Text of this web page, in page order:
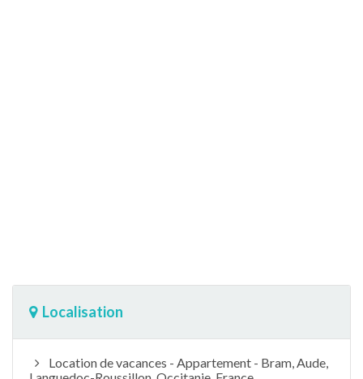
Localisation
Location de vacances - Appartement - Bram, Aude,